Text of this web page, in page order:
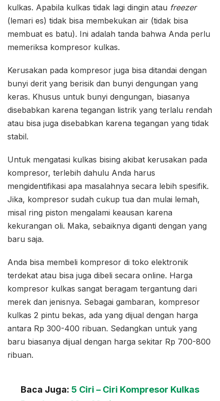
kulkas. Apabila kulkas tidak lagi dingin atau freezer
(lemari es) tidak bisa membekukan air (tidak bisa
membuat es batu). Ini adalah tanda bahwa Anda perlu
memeriksa kompresor kulkas.
Kerusakan pada kompresor juga bisa ditandai dengan
bunyi derit yang berisik dan bunyi dengungan yang
keras. Khusus untuk bunyi dengungan, biasanya
disebabkan karena tegangan listrik yang terlalu rendah
atau bisa juga disebabkan karena tegangan yang tidak
stabil.
Untuk mengatasi kulkas bising akibat kerusakan pada
kompresor, terlebih dahulu Anda harus
mengidentifikasi apa masalahnya secara lebih spesifik.
Jika, kompresor sudah cukup tua dan mulai lemah,
misal ring piston mengalami keausan karena
kekurangan oli. Maka, sebaiknya diganti dengan yang
baru saja.
Anda bisa membeli kompresor di toko elektronik
terdekat atau bisa juga dibeli secara online. Harga
kompresor kulkas sangat beragam tergantung dari
merek dan jenisnya. Sebagai gambaran, kompresor
kulkas 2 pintu bekas, ada yang dijual dengan harga
antara Rp 300-400 ribuan. Sedangkan untuk yang
baru biasanya dijual dengan harga sekitar Rp 700-800
ribuan.
Baca Juga: 5 Ciri – Ciri Kompresor Kulkas